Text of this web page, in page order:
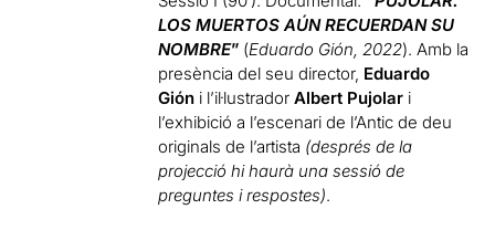
LOS MUERTOS AÚN RECUERDAN SU
NOMBRE” (Eduardo Gión, 2022). Amb la
presència del seu director, Eduardo
Gión i l’il·lustradorAlbert Pujolar i
l’exhibició a l’escenari de l’Antic de deu
originals de l’artista (després de la
projecció hi haurà una sessió de
preguntes i respostes).